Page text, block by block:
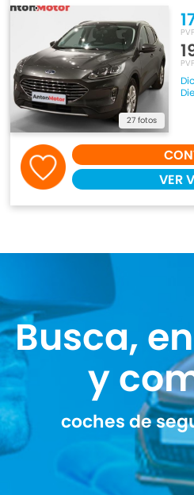
27 fotos
VER
Busca,
y
coches de